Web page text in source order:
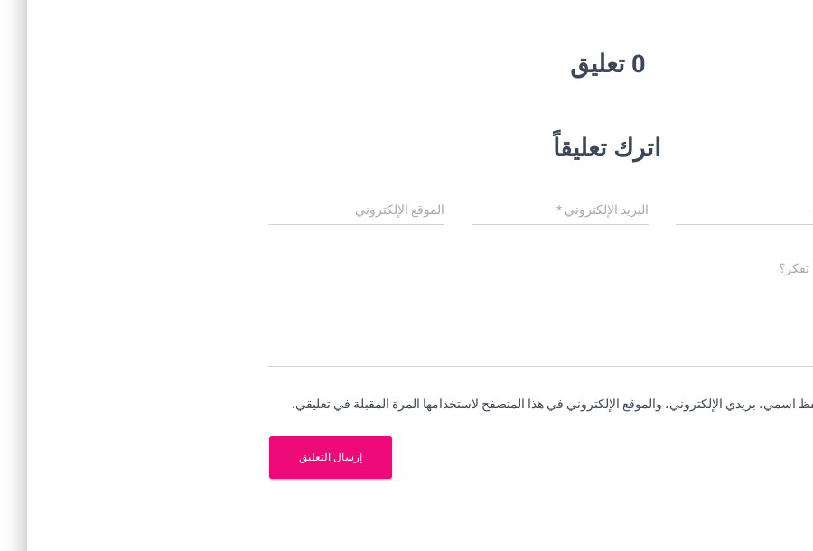
0 تعليق
اترك تعليقاً
البريد الإلكتروني* الموقع الإلكتروني
تفكر؟
اسمي، بريدي الإلكتروني، والموقع الإلكتروني في هذا المتصفح لاستخدامها المرة المقبلة في تعليقي.